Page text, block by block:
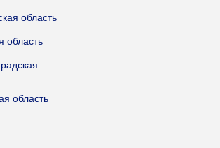
область
область
область